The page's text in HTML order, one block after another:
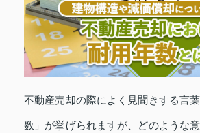
不動産売却の際によく見聞きする言
数」が挙げられますが、どのような